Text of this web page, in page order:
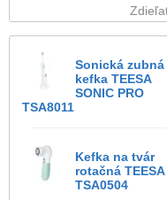
Sonická zubná
kefka TEESA
SONIC PRO
TSA8011
Kefka na tvár
rotačná TEESA
TSA0504